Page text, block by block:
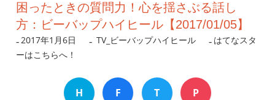
困ったときの質問力！心を揺さぶる話し
方：ビーバップハイヒール【2017/01/05】
2017年1月6日 nanigoto
TV_ビーバップハイヒール
はてなスタ
ーはこちらへ！
H F T P